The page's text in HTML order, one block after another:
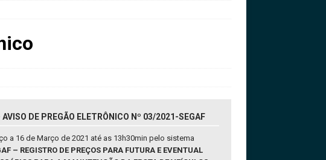
DE PREGÃO ELETRÔNICO Nº 03/2021-SEGAF
a 16 de Março de 2021 até as 13h30min pelo sistema
REGISTRO DE PREÇOS PARA FUTURA E EVENTUAL